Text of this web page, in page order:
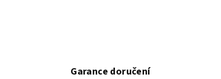
Garance doručení